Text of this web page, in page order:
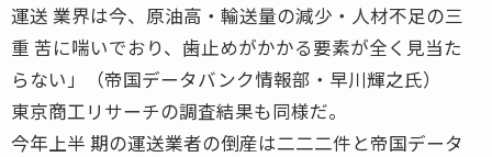
運送 業界は今、原油高・輸送量の減少・人材不足の三
重 苦に喘いでおり、歯止めがかかる要素が全く見当た
らない」（帝国データバンク情報部・早川輝之氏）
東京商工リサーチの調査結果も同様だ。
今年上半 期の運送業者の倒産は二二二件と帝国データ